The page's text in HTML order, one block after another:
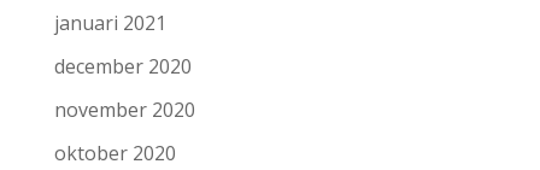
januari 2021
december 2020
november 2020
oktober 2020